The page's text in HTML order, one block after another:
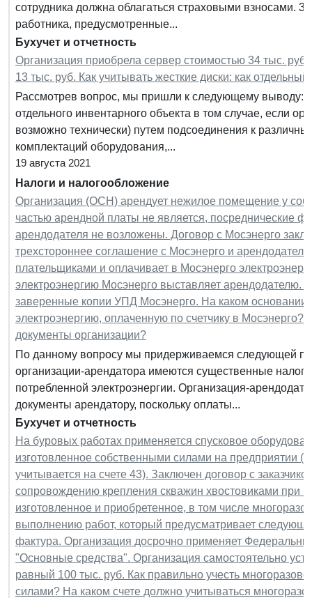
сотрудника должна облагаться страховыми взносами.
работника, предусмотренные...
Бухучет и отчетность
Организация приобрела сервер стоимостью 34 тыс.
13 тыс. руб. Как учитывать жесткие диски: как
Рассмотрев вопрос, мы пришли к следующему выводу:
отдельного инвентарного объекта в том случае, если
возможно технически) путем подсоединения к
комплектаций оборудования,...
19 августа 2021
Налоги и налогообложение
Организация (ОСН) арендует нежилое помещение у
частью арендной платы не является, посреднические
арендодателя не возложены. Договор с Мосэнерго
трехстороннее соглашение с Мосэнерго и
плательщиками и оплачивает в Мосэнерго
электроэнергию Мосэнерго выставляет арендодателю.
заверенные копии УПД Мосэнерго. На каком основании
электроэнергию, оплаченную по счетчику в
документы организации?
По данному вопросу мы придерживаемся следующей
организации-арендатора имеются существенные
потребленной электроэнергии. Организация-
документы арендатору, поскольку оплаты...
Бухучет и отчетность
На буровых работах применяется спусковое
изготовленное собственными силами на предприятии
учитывается на счете 43). Заключен договор с
сопровождению крепления скважин хвостовиками при
изготовленное и приобретенное, в том числе
выполнению работ, который предусматривает
фактура. Организация досрочно применяет
"Основные средства". Организация самостоятельно
равный 100 тыс. руб. Как правильно учесть
силами? На каком счете должно учитываться